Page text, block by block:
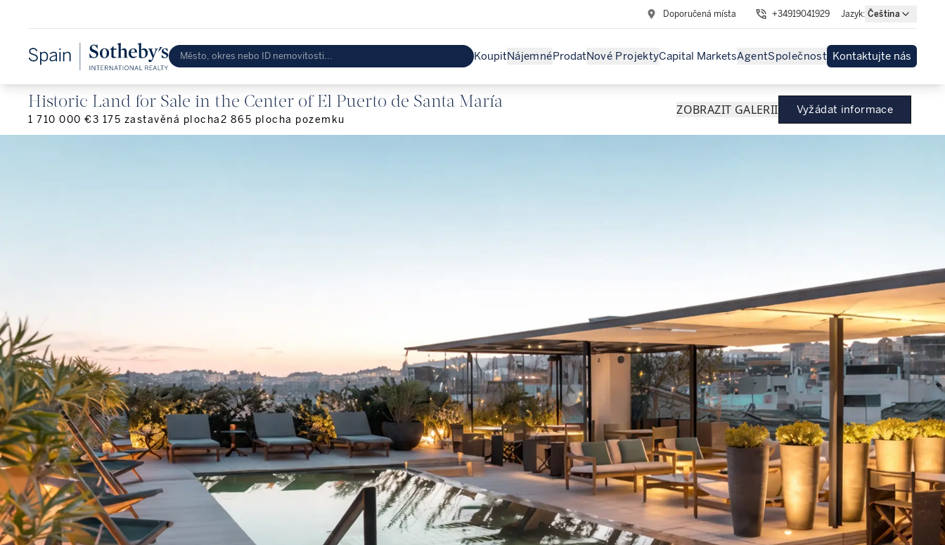
Doporučená místa +34919041929 Jazyk: Čeština
KoupitNájemnéProdatNové ProjektyCapital MarketsAgentSpolečnost Kontaktujte nás
Historic Land for Sale in the Center of El Puerto de Santa María
1 710 000 €3 175 zastavěná plocha2 865 plocha pozemku
ZOBRAZIT GALERII Vyžádat informace